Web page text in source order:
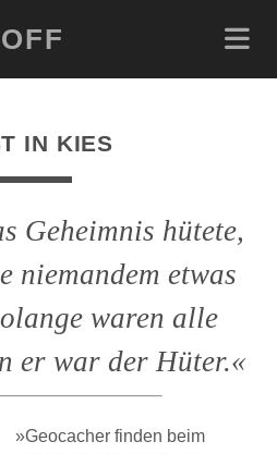
IN KIES
Geheimnis hütete,
niemandem etwas
waren alle
er war der Hüter.
»Geocacher finden beim